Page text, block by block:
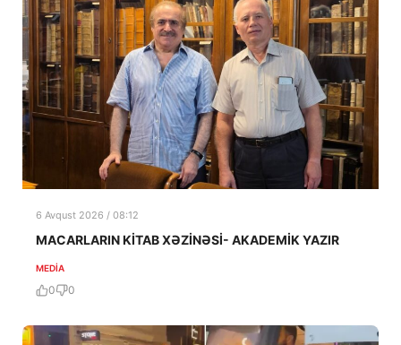
6 Avqust 2026 / 08:12
MACARLARIN KİTAB XƏZİNƏSİ- AKADEMİK YAZIR
MEDİA
0 0